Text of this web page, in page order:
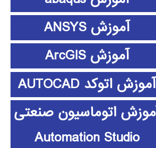
آموزش ANSYS
آموزش ArcGIS
آموزش اتوکد AUTOCAD
اتوماسیون صنعتی
Automation Studio